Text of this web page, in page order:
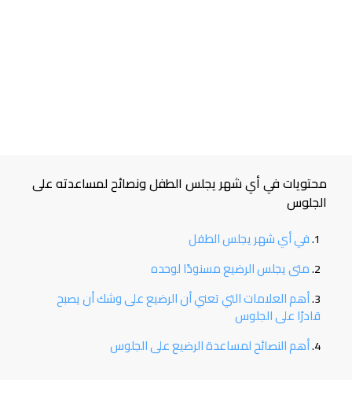
محتويات في أي شهر يجلس الطفل ونصائح لمساعدته على
الجلوس
في أي شهر يجلس الطفل
متى يجلس الرضيع مسنودًا لوحده
أهم العلامات التي تعني أن الرضيع على وشك أن يصبح
قادرًا على الجلوس
أهم النصائح لمساعدة الرضيع على الجلوس